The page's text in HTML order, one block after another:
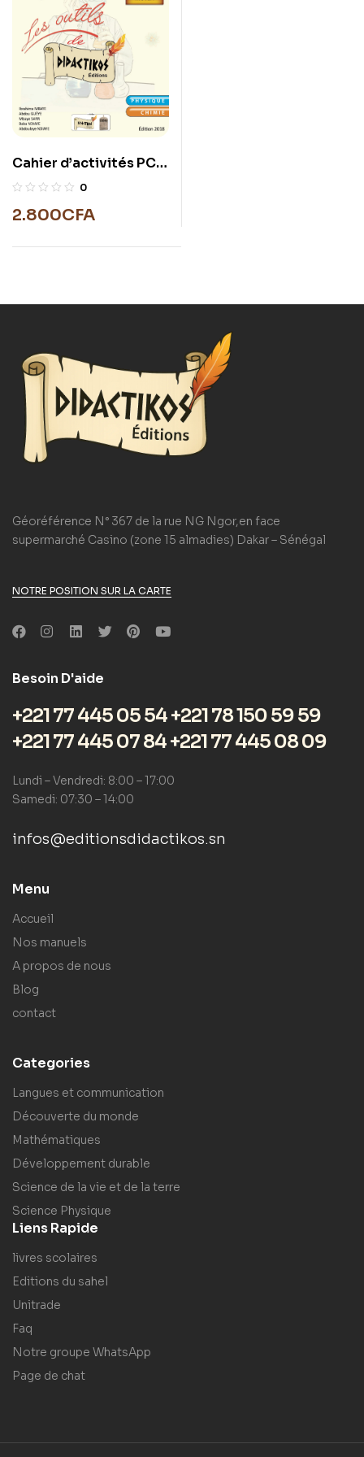
Cahier d’activités PC
3éme
0
2.800CFA
Géoréférence N° 367 de la rue NG Ngor,en face
supermarché Casino (zone 15 almadies) Dakar – Sénégal
NOTRE POSITION SUR LA CARTE
Besoin D'aide
+221 77 445 05 54 +221 78 150 59 59
+221 77 445 07 84 +221 77 445 08 09
Lundi – Vendredi: 8:00 – 17:00
Samedi: 07:30 – 14:00
infos@editionsdidactikos.sn
Menu
Accueil
Nos manuels
A propos de nous
Blog
contact
Categories
Langues et communication
Découverte du monde
Mathématiques
Développement durable
Science de la vie et de la terre
Science Physique
Liens Rapide
livres scolaires
Editions du sahel
Unitrade
Faq
Notre groupe WhatsApp
Page de chat